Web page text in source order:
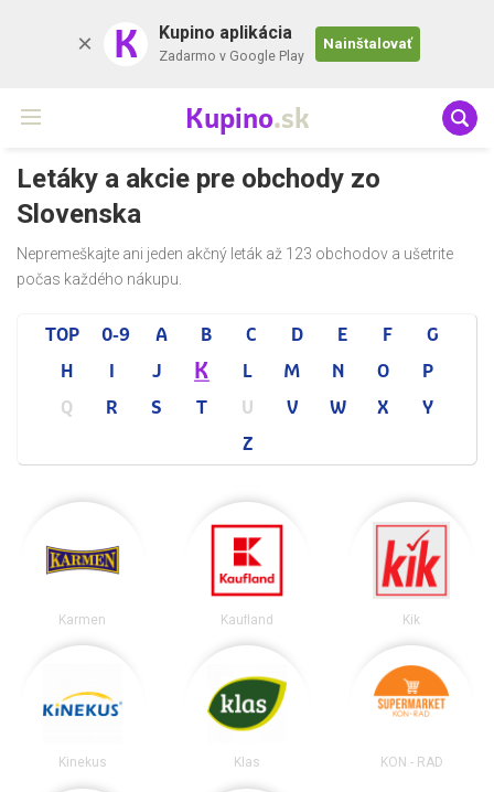
K Kupino aplikácia
Zadarmo v Google Play
Nainštalovať
Kupino.sk
Letáky a akcie pre obchody zo
Slovenska
Nepremeškajte ani jeden akčný leták až 123 obchodov a ušetrite
počas každého nákupu.
TOP 0-9 A B C D E F
G
H
I J K L M N O
P
Q
R S T U V W X
Y
Z
Karmen Kaufland Kik
Kinekus Klas KON - RAD